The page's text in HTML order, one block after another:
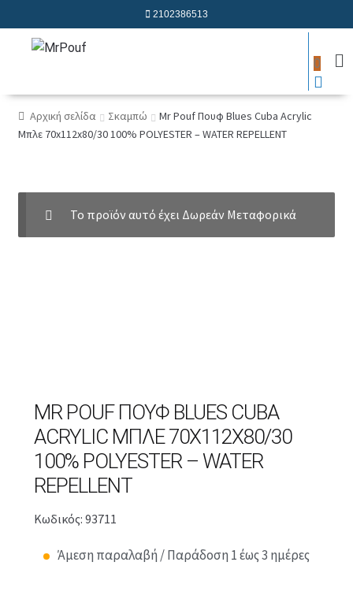
2102386513
0
Αρχική σελίδα Σκαμπώ
Mr Pouf Πουφ Blues Cuba Acrylic
Μπλε 70x112x80/30 100% POLYESTER – WATER REPELLENT
Το προϊόν αυτό έχει Δωρεάν Μεταφορικά
MR POUF ΠΟΥΦ BLUES CUBA
ACRYLIC ΜΠΛΕ 70X112X80/30
100% POLYESTER – WATER
REPELLENT
Κωδικός: 93711
Άμεση παραλαβή / Παράδοση 1 έως 3 ημέρες